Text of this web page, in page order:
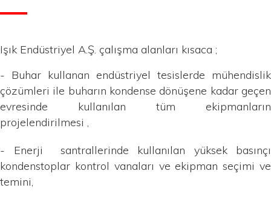
Işık Endüstriyel A.Ş. çalışma alanları kısaca ;
- Buhar kullanan endüstriyel tesislerde mühendislik
çözümleri ile buharın kondense dönüşene kadar geçen
evresinde kullanılan tüm ekipmanların
projelendirilmesi ,
- Enerji santrallerinde kullanılan yüksek basınçı
kondenstoplar kontrol vanaları ve ekipman seçimi ve
temini,